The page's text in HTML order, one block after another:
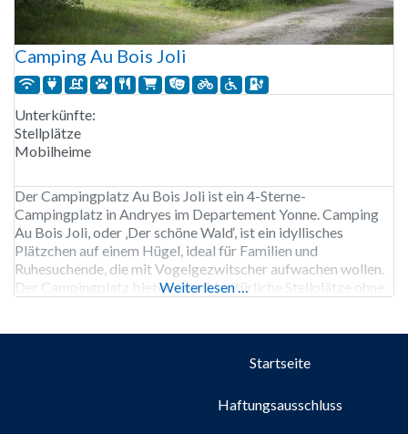
Camping Au Bois Joli
Unterkünfte:
Stellplätze
Mobilheime
Der Campingplatz Au Bois Joli ist ein 4-Sterne-
Campingplatz in Andryes im Departement Yonne. Camping
Au Bois Joli, oder ‚Der schöne Wald‘, ist ein idyllisches
Plätzchen auf einem Hügel, ideal für Familien und
Ruhesuchende, die mit Vogelgezwitscher aufwachen wollen.
Der Campingplatz bietet sowohl natürliche Stellplätze ohne
Weiterlesen …
Startseite
Haftungsausschluss